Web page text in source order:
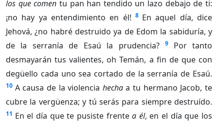
los que comen tu pan han tendido un lazo debajo de ti:
¡no hay ya entendimiento en él! 8 En aquel día, dice
Jehová, ¿no habré destruido ya de Edom la sabiduría, y
de la serranía de Esaú la prudencia?
9
Por tanto
desmayarán tus valientes, oh Temán, a fin de que con
degüello cada uno sea cortado de la serranía de Esaú.
10 A causa de la violencia hechaa tu hermano Jacob, te
cubre la vergüenza; y tú serás para siempre destruído.
11 En el día que te pusiste frentea él, en el día que los